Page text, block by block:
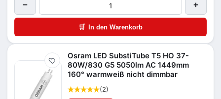
− +
🛒 In den Warenkorb
Merken
Osram LED SubstiTube T5 HO 37-
80W/830 G5 5050lm AC 1449mm
160° warmweiß nicht dimmbar
(2)